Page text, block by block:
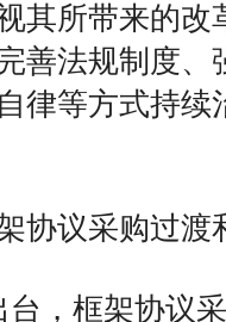
其所带来的改
善法规制度、
律等方式持续
协议采购过渡
台，框架协议